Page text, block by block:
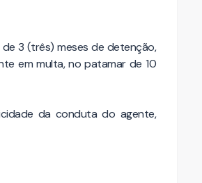
de 3 (três) meses de detenção,
em multa, no patamar de 10
da conduta do agente,